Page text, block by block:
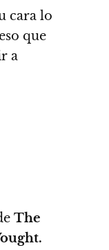
cara lo
que
a
The